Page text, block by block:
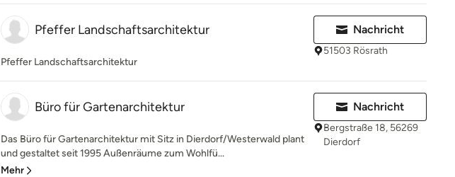
Pfeffer Landschaftsarchitektur
Pfeffer Landschaftsarchitektur
Nachricht
51503 Rösrath
Büro für Gartenarchitektur
Das Büro für Gartenarchitektur mit Sitz in Dierdorf/Westerwald plant
und gestaltet seit 1995 Außenräume zum Wohlfü...
Mehr
Nachricht
Bergstraße 18, 56269
Dierdorf